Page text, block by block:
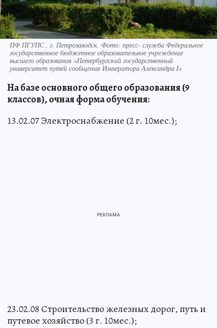
ПФ ПГУПС , г. Петрозаводск. Фото: пресс- служба Федеральное
государственное бюджетное образовательное учреждение
высшего образования «Петербургский государственный
университет путей сообщения Императора Александра I»
На базе основного общего образования (9
классов), очная форма обучения:
13.02.07 Электроснабжение (2 г. 10мес.);
23.02.08 Строительство железных дорог, путь и
путевое хозяйство (3 г. 10мес.);